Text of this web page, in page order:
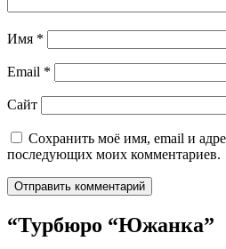
Имя *
Email *
Сайт
Сохранить моё имя, email и
последующих моих комментариев.
“Турбюро “Южанка”